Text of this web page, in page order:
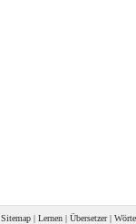
Sitemap | Lernen | Übersetzer|